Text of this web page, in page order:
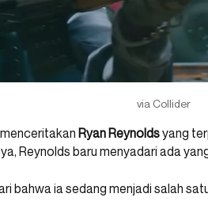
via Collider
Ryan Reynoldsyang
Reynolds baru menyadari ada
bahwa ia sedang menjadi salah